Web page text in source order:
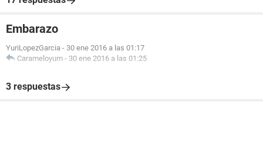
Embarazo
YuriLopezGarcia - 30 ene 2016 a las 01:17
Carameloyum - 30 ene 2016 a las 01:25
3 respuestas